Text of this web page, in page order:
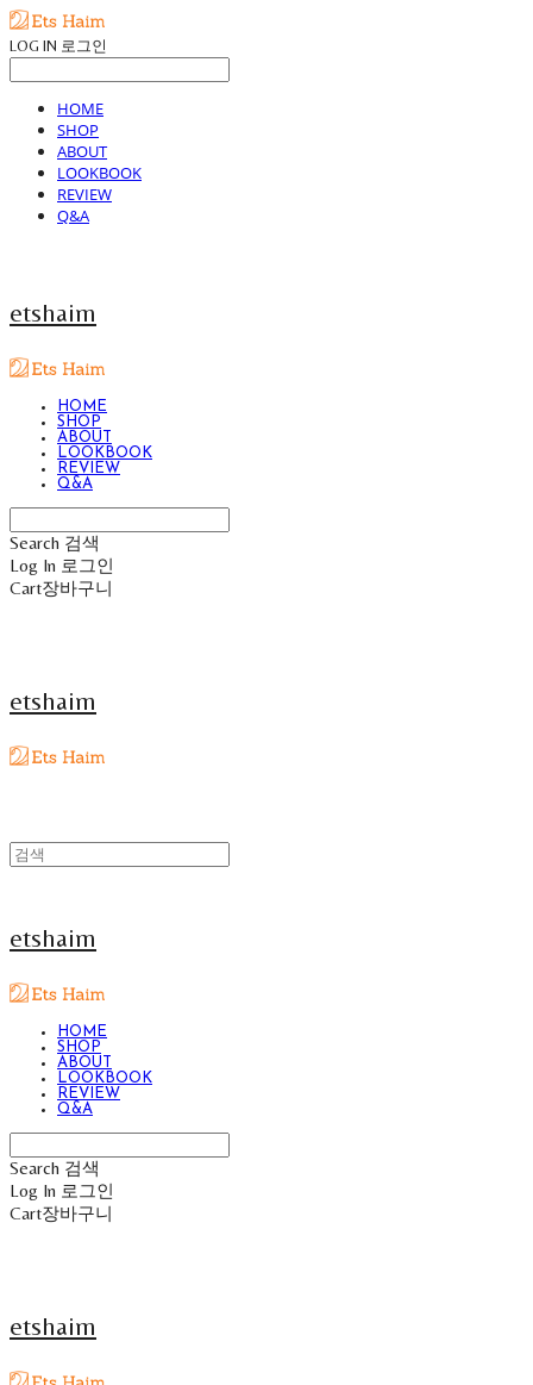
LOG IN 로그인
HOME
SHOP
ABOUT
LOOKBOOK
REVIEW
Q&A
etshaim
HOME
SHOP
ABOUT
LOOKBOOK
REVIEW
Q&A
Search 검색
Log In 로그인
Cart장바구니
etshaim
etshaim
HOME
SHOP
ABOUT
LOOKBOOK
REVIEW
Q&A
Search 검색
Log In 로그인
Cart장바구니
etshaim